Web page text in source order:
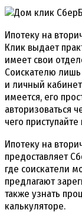
Ипотеку на
Клик выдает
имеет свои
Соискателю
и личный
имеется, его
авторизоваться
чего
Ипотеку на
предоставляет
где соискатели
предлагают
также узнать
калькуляторе.